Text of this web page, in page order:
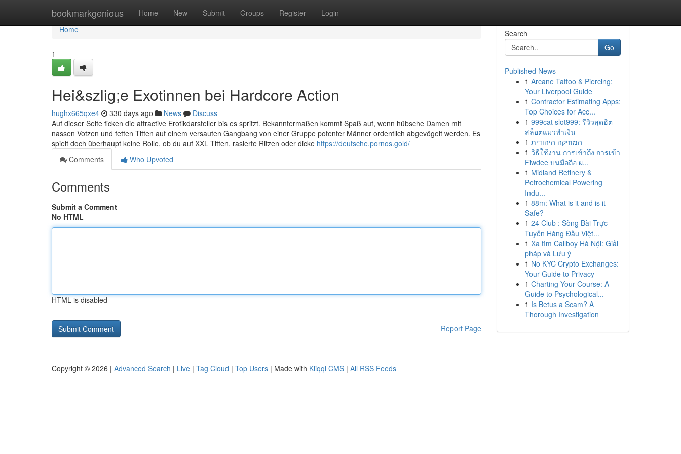
bookmarkgenious Home New Submit Groups Register Login
Home
Home
1
Hei&szlig;e Exotinnen bei Hardcore Action
hughx665qxe4 330 days ago News
Discuss
Auf dieser Seite ficken die attractive Erotikdarsteller bis es spritzt. Bekanntermaßen kommt Spaß auf, wenn hübsche Damen mit
nassen Votzen und fetten Titten auf einem versauten Gangbang von einer Gruppe potenter Männer ordentlich abgevögelt werden. Es
spielt doch überhaupt keine Rolle, ob du auf XXL Titten, rasierte Ritzen oder dicke https://deutsche.pornos.gold/
Comments
Who Upvoted
Comments
Submit a Comment
No HTML
HTML is disabled
Report Page
Search
Go
Published News
1 Arcane Tattoo & Piercing:
Your Liverpool Guide
1 Contractor Estimating Apps:
Top Choices for Acc...
1 999cat slot999: รีวิวสุดฮิต
สล็อตแมวทำเงิน
1 המוזיקה היהודית
1 วิธีใช้งาน การเข้าถึง การเข้า
Fiwdee บนมือถือ ผ...
1 Midland Refinery &
Petrochemical Powering
Indu...
1 88m: What is it and is it
Safe?
1 24 Club : Sòng Bài Trực
Tuyến Hàng Đầu Việt...
1 Xa tìm Callboy Hà Nội: Giải
pháp và Lưu ý
1 No KYC Crypto Exchanges:
Your Guide to Privacy
1 Charting Your Course: A
Guide to Psychological...
1 Is Betus a Scam? A
Thorough Investigation
Copyright © 2026 | Advanced Search | Live | Tag Cloud | Top Users | Made with Kliqqi CMS | All RSS Feeds